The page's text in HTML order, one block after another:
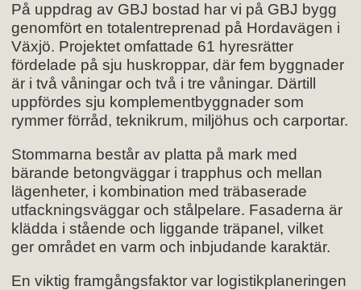
På uppdrag av GBJ bostad har vi på GBJ bygg
genomfört en totalentreprenad på Hordavägen i
Växjö. Projektet omfattade 61 hyresrätter
fördelade på sju huskroppar, där fem byggnader
är i två våningar och två i tre våningar. Därtill
uppfördes sju komplementbyggnader som
rymmer förråd, teknikrum, miljöhus och carportar.
Stommarna består av platta på mark med
bärande betongväggar i trapphus och mellan
lägenheter, i kombination med träbaserade
utfackningsväggar och stålpelare. Fasaderna är
klädda i stående och liggande träpanel, vilket
ger området en varm och inbjudande karaktär.
En viktig framgångsfaktor var logistikplaneringen